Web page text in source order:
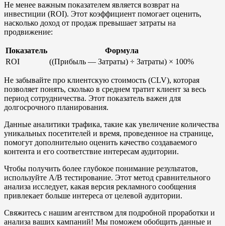
Не менее важным показателем является возврат на
инвестиции (ROI). Этот коэффициент помогает оценить,
насколько доход от продаж превышает затраты на
продвижение:
Показатель
Формула
ROI
((Прибыль — Затраты) ÷ Затраты) × 100%
Не забывайте про клиентскую стоимость (CLV), которая
позволяет понять, сколько в среднем тратит клиент за весь
период сотрудничества. Этот показатель важен для
долгосрочного планирования.
Данные аналитики трафика, такие как увеличение количества
уникальных посетителей и время, проведенное на странице,
помогут дополнительно оценить качество создаваемого
контента и его соответствие интересам аудитории.
Чтобы получить более глубокое понимание результатов,
используйте A/B тестирование. Этот метод сравнительного
анализа исследует, какая версия рекламного сообщения
привлекает больше интереса от целевой аудитории.
Свяжитесь с нашим агентством для подробной проработки и
анализа ваших кампаний! Мы поможем обобщить данные и